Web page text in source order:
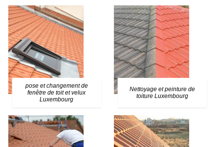
pose et changement de
fenêtre de toit et velux
Luxembourg
Nettoyage et peinture de
toiture Luxembourg